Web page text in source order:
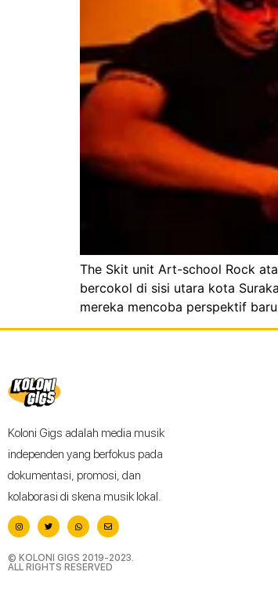
The Skit unit Art-school Rock
bercokol di sisi utara kota
mereka mencoba perspektif
Koloni Gigs adalah media musik
independen yang berfokus pada
dokumentasi, promosi, dan
kolaborasi di skena musik lokal.
© KOLONI GIGS 2019-2023.
ALL RIGHTS RESERVED